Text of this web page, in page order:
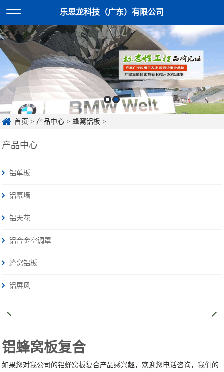
乐思龙科技（广东）有限公司
首页 > 产品中心 >蜂窝铝板 >
产品中心
铝单板
铝幕墙
铝天花
铝合金空调罩
蜂窝铝板
铝屏风
铝蜂窝板复合
如果您对我公司的铝蜂窝板复合产品感兴趣，欢迎您电话咨询，我们的